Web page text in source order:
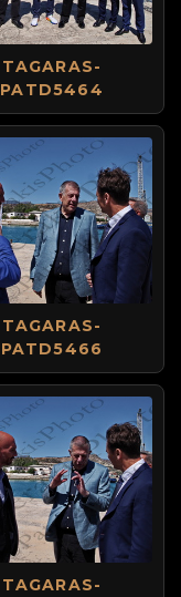
TAGARAS-
PATD5464
TAGARAS-
PATD5466
TAGARAS-